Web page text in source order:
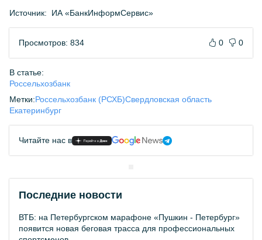
Источник: ИА «БанкИнформСервис»
Просмотров: 834 0 0
В статье:
Россельхозбанк
Метки:Россельхозбанк (РСХБ)Свердловская область
Екатеринбург
Читайте нас в
Последние новости
ВТБ: на Петербургском марафоне «Пушкин - Петербург»
появится новая беговая трасса для профессиональных